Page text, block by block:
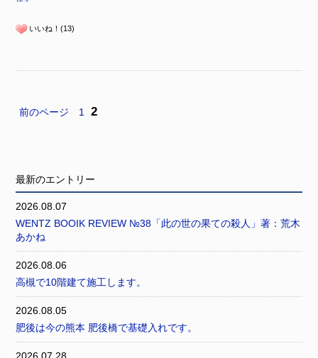
いいね！(13)
前のページ 1 2
最新のエントリー
2026.08.07
WENTZ BOOIK REVIEW №38「此の世の果ての殺人」著：荒木
あかね
2026.08.06
高槻で10階建て施工します。
2026.08.05
肥後は今の熊本 肥後橋で基礎入れです。
2026.07.28